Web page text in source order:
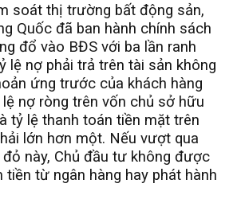
soát thị trường bất động sản,
Quốc đã ban hành chính sách
đổ vào BĐS với ba lần ranh
lệ nợ phải trả trên tài sản không
ứng trước của khách hàng
nợ ròng trên vốn chủ sở hữu
tỷ lệ thanh toán tiền mặt trên
lớn hơn một. Nếu vượt qua
đỏ này, Chủ đầu tư không được
tiền từ ngân hàng hay phát hành